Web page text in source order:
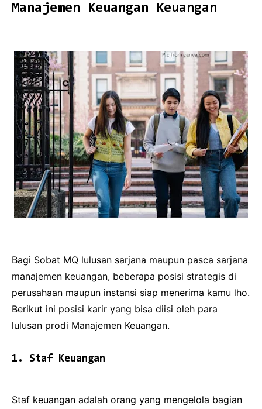
Manajemen Keuangan Keuangan
Bagi Sobat MQ lulusan sarjana maupun pasca sarjana
manajemen keuangan, beberapa posisi strategis di
perusahaan maupun instansi siap menerima kamu lho.
Berikut ini posisi karir yang bisa diisi oleh para
lulusan prodi Manajemen Keuangan.
1. Staf Keuangan
Staf keuangan adalah orang yang mengelola bagian